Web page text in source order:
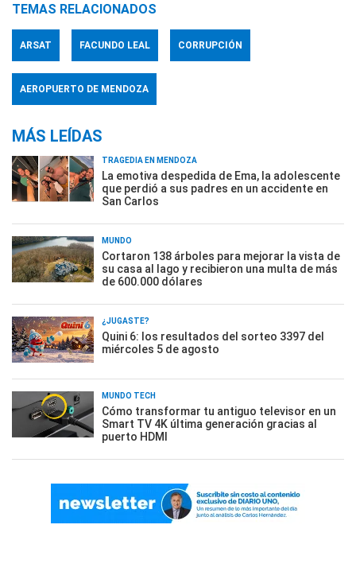
TEMAS RELACIONADOS
ARSAT FACUNDO LEAL CORRUPCIÓN
AEROPUERTO DE MENDOZA
MÁS LEÍDAS
TRAGEDIA EN MENDOZA
La emotiva despedida de Ema, la adolescente
que perdió a sus padres en un accidente en
San Carlos
MUNDO
Cortaron 138 árboles para mejorar la vista de
su casa al lago y recibieron una multa de más
de 600.000 dólares
¿JUGASTE?
Quini 6: los resultados del sorteo 3397 del
miércoles 5 de agosto
MUNDO TECH
Cómo transformar tu antiguo televisor en un
Smart TV 4K última generación gracias al
puerto HDMI